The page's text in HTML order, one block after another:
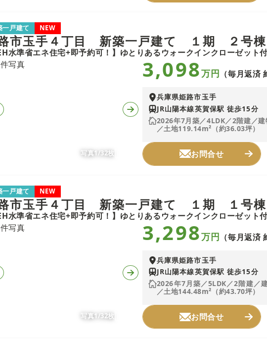
一戸建て NEW
市玉手４丁目 新築一戸建て １期 ２号棟
写真1/32枚
3,098万円 （毎月返済
兵庫県姫路市玉手
JR山陽本線英賀保駅 徒歩15分
2026年7月築／4LDK／2階建／
／土地119.14m²（約36.03坪）
お問合せ
一戸建て NEW
市玉手４丁目 新築一戸建て １期 １号棟
写真1/32枚
3,298万円 （毎月返済
兵庫県姫路市玉手
JR山陽本線英賀保駅 徒歩15分
2026年7月築／5LDK／2階建／
／土地144.48m²（約43.70坪）
お問合せ